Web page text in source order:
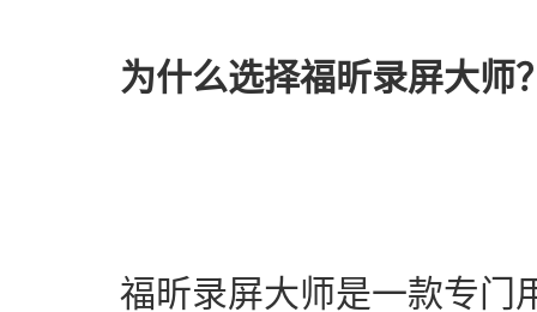
为什么选择福昕录屏大师
福昕录屏大师是一款专门